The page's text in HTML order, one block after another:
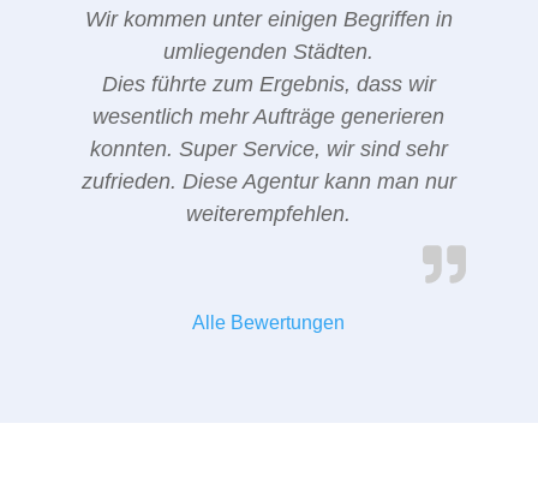
Wir kommen unter einigen Begriffen in
umliegenden Städten.
Dies führte zum Ergebnis, dass wir
wesentlich mehr Aufträge generieren
konnten. Super Service, wir sind sehr
zufrieden. Diese Agentur kann man nur
weiterempfehlen.
Alle Bewertungen